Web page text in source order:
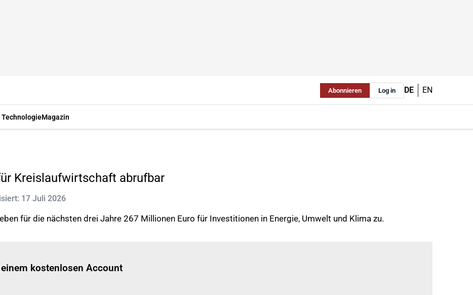
Abonnieren Log in DE EN
TechnologieMagazin
Kreislaufwirtschaft abrufbar
17 Juli 2026
für die nächsten drei Jahre 267 Millionen Euro für Investitionen in Energie, Umwelt und Klima zu.
kostenlosen Account